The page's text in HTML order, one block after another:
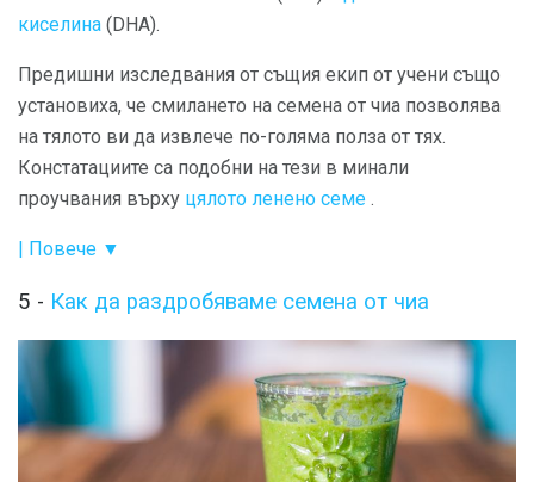
киселина (DHA).
Предишни изследвания от същия екип от учени също
установиха, че смилането на семена от чиа позволява
на тялото ви да извлече по-голяма полза от тях.
Констатациите са подобни на тези в минали
проучвания върху цялото ленено семе .
| Повече ▼
5 - Как да раздробяваме семена от чиа